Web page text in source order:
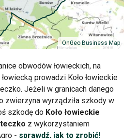
OnGeo Business Map
obwodów łowieckich, na
prowadzi Koło łowieckie
Jeżeli w granicach danego
zwierzyna wyrządziła szkody w
szkodę do Koło łowieckie
z wykorzystaniem
- sprawdź, jak to zrobić!